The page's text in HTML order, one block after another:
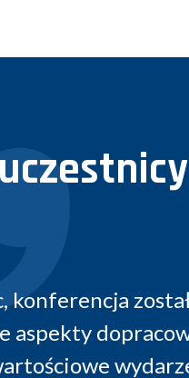
Sala,
była
również